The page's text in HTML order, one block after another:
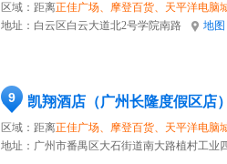
区域：距离正佳广场、摩登百货、天平洋电脑
地址： 白云区白云大道北2号学院南路 地图
9 凯翔酒店（广州长隆度假区店
区域：距离正佳广场、摩登百货、天平洋电脑
地址： 广州市番禺区大石街道南大路植村工业